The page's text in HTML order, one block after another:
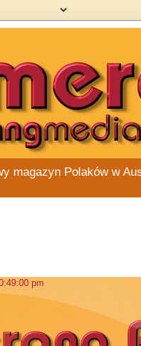
magazyn Polaków w